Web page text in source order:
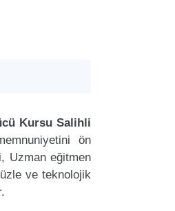
Kursu Salihli
ön
Uzman eğitmen
ve teknolojik